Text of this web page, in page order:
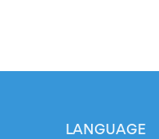
LANGUAGE